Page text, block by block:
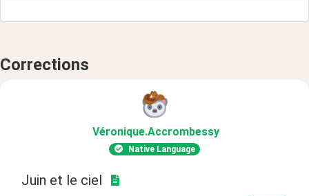
Corrections
Véronique.Accrombessy
Native Language
Juin et le ciel